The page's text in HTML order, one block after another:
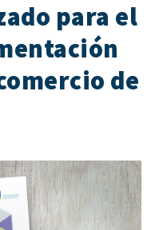
para el
de